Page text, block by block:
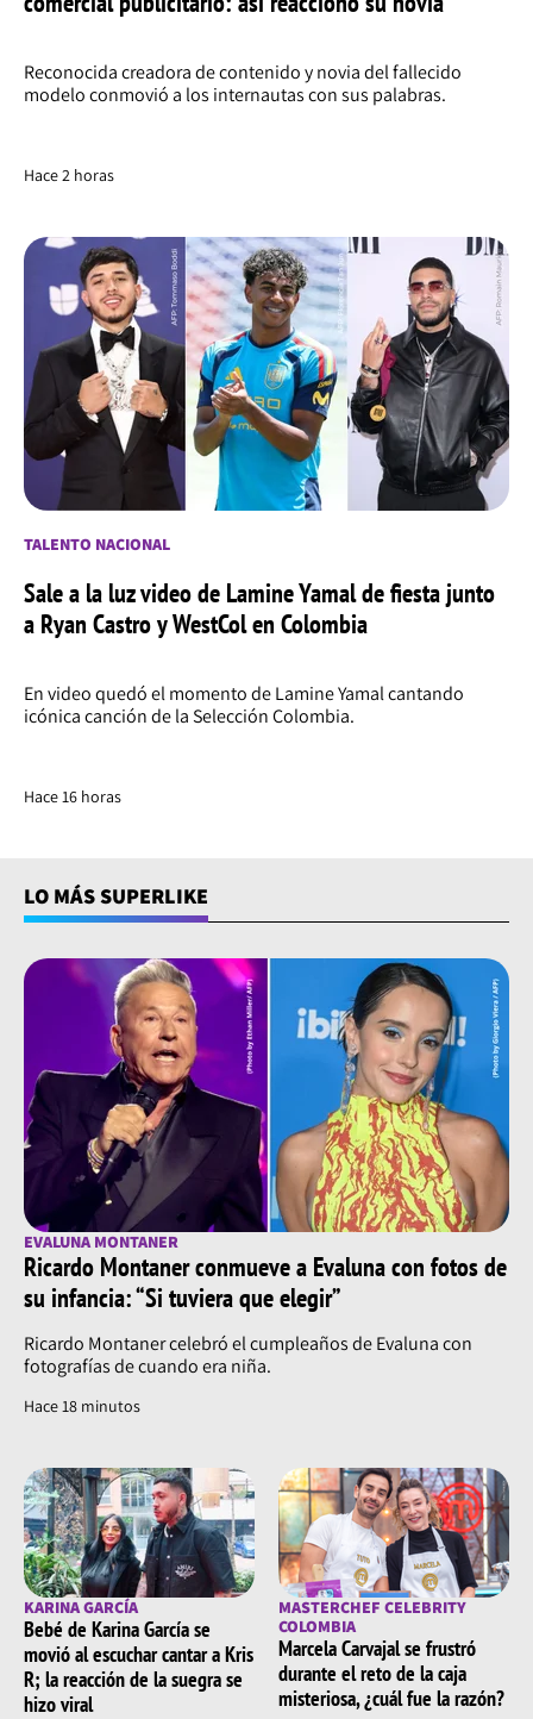
Reconocida creadora de contenido y novia del fallecido
modelo conmovió a los internautas con sus palabras.
Hace 2 horas
TALENTO NACIONAL
Sale a la luz video de Lamine Yamal de fiesta junto
a Ryan Castro y WestCol en Colombia
En video quedó el momento de Lamine Yamal cantando
icónica canción de la Selección Colombia.
Hace 16 horas
LO MÁS SUPERLIKE
EVALUNA MONTANER
Ricardo Montaner conmueve a Evaluna con fotos de
su infancia: “Si tuviera que elegir”
Ricardo Montaner celebró el cumpleaños de Evaluna con
fotografías de cuando era niña.
Hace 18 minutos
KARINA GARCÍA
Bebé de Karina García se
movió al escuchar cantar a Kris
R; la reacción de la suegra se
hizo viral
MASTERCHEF CELEBRITY
COLOMBIA
Marcela Carvajal se frustró
durante el reto de la caja
misteriosa, ¿cuál fue la razón?